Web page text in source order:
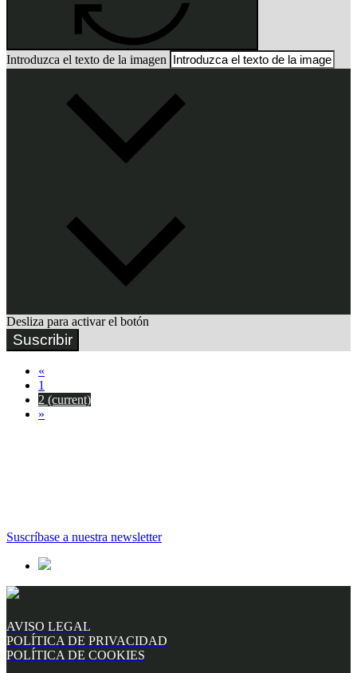
Introduzca el texto de la imagen
Desliza para activar el botón
Suscribir
«
1
2 (current)
»
Suscríbase a nuestra newsletter
AVISO LEGAL
POLÍTICA DE PRIVACIDAD
POLÍTICA DE COOKIES